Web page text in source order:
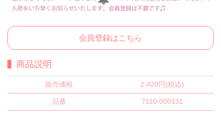
会員登録はこちら
商品説明
販売価格 2,420円(税込)
品番 7110-000131